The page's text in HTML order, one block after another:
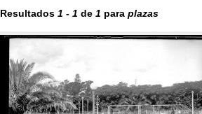
Resultados 1 - 1 de 1 para plazas